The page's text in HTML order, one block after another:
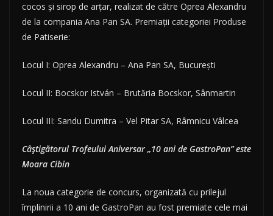
cocos şi sirop de arţar, realizat de către Oprea Alexandru
de la compania Ana Pan SA. Premiații categoriei Produse
de Patiserie:
Locul I: Oprea Alexandru – Ana Pan SA, Bucureşti
Locul II: Bocskor István – Brutăria Bocskor, Sânmartin
Locul III: Sandu Dumitra – Vel Pitar SA, Râmnicu Vâlcea
Câștigătorul Trofeului Aniversar „10 ani de GastroPan” este
Moara Cibin
La noua categorie de concurs, organizată cu prilejul
împlinirii a 10 ani de GastroPan au fost premiate cele mai